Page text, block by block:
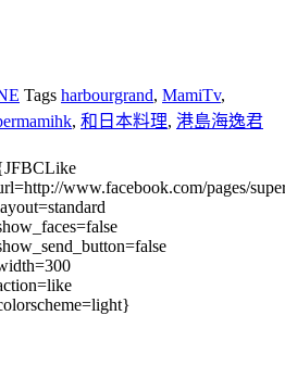
Tags harbourgrand, MamiTv,
, 和日本料理, 港島海逸君
www.facebook.com/pages/